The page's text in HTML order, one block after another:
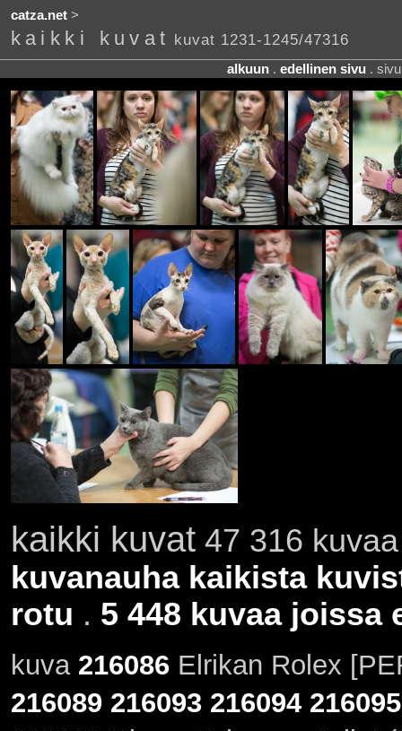
catza.net>
kaikki kuvat kuvat 1231-1245/47316
alkuun . edellinen sivu .
kaikki kuvat47 316
kuvanauha kaikista
rotu . 5 448 kuvaa joissa
kuva 216086Elrikan Rolex
216089 216093 216094 216095